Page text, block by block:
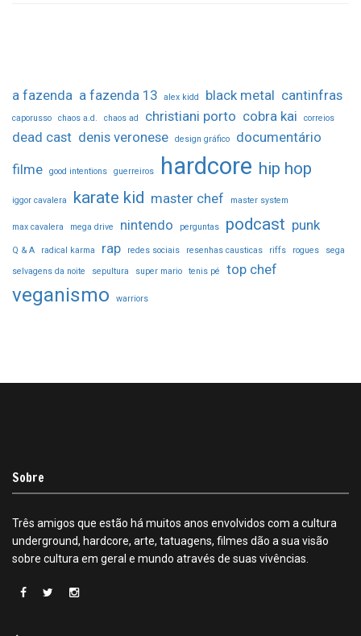
a fazenda a fazenda 13 alex kidd black metal cantinfras
caporusso chaos a.d. chaos ad christiani porto cobra kai correios
dead cast denis veronese design gráfico
documentário
filme
good intentions guerreiros hardcore hip hop
iggor cavalera karate kid master chef master system
max cavalera mega drive nintendo perguntas podcast punk
Q & A radical karma rap redes sociais resenhas causticas riffs rogues
sega
selvagens da noite
sepultura super mario tenis pé top chef
veganismo warriors
Sobre
Três amigos que estão há muitos anos envolvidos com a cultura
underground, hardcore, arte, tatuagens, filmes dão a sua visão
sobre cultura em geral e mundo através de suas vivências.